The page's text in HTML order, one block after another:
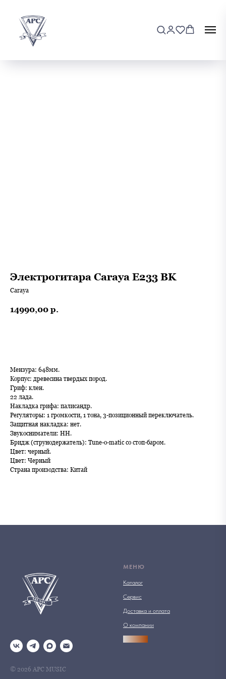
Электрогитара Caraya E233 BK
Caraya
14990,00 р.
Мензура: 648мм.
Корпус: древесина твердых пород.
Гриф: клен.
22 лада.
Накладка грифа: палисандр.
Регуляторы: 1 громкости, 1 тона, 3-позиционный переключатель.
Защитная накладка: нет.
Звукосниматели: HH.
Бридж (струнодержатель): Tune-o-matic со стоп-баром.
Цвет: черный.
Цвет: Черный
Страна произодства: Китай
© 2026 АРС MUSIC
МЕНЮ
Каталог
Сервис
Доставка и оплата
О компании